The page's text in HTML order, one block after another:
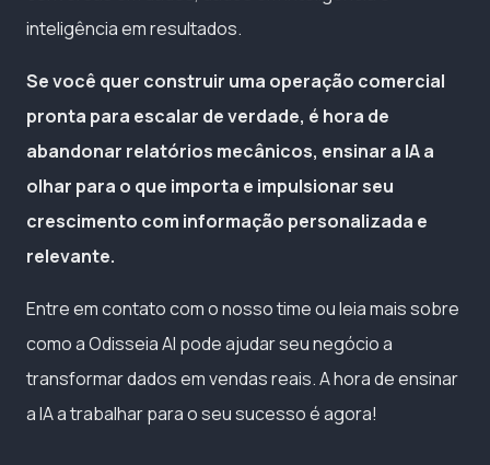
inteligência em resultados.
Se você quer construir uma operação comercial
pronta para escalar de verdade, é hora de
abandonar relatórios mecânicos, ensinar a IA a
olhar para o que importa e impulsionar seu
crescimento com informação personalizada e
relevante.
Entre em contato com o nosso time ou leia mais sobre
como a Odisseia AI pode ajudar seu negócio a
transformar dados em vendas reais. A hora de ensinar
a IA a trabalhar para o seu sucesso é agora!